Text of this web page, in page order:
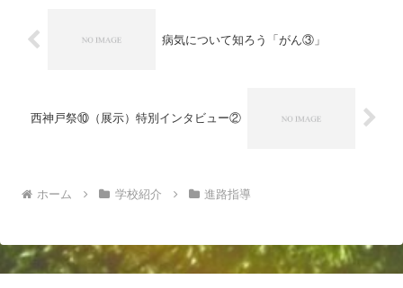
病気について知ろう「がん③」
西神戸祭⑩（展示）特別インタビュー②
ホーム 学校紹介 進路指導